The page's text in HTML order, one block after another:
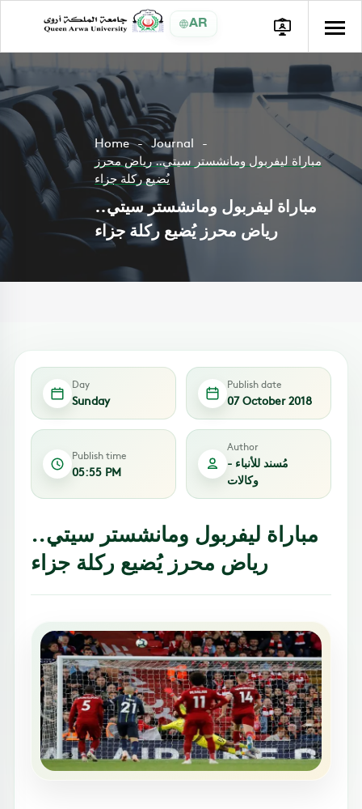
AR
Home
Journal
مباراة ليفربول ومانشستر سيتي.. رياض محرز
يُضيع ركلة جزاء
مباراة ليفربول ومانشستر سيتي..
رياض محرز يُضيع ركلة جزاء
Day
Sunday
Publish date
07 October 2018
Publish time
05:55 PM
Author
مُسند للأنباء -
وكالات
مباراة ليفربول ومانشستر سيتي..
رياض محرز يُضيع ركلة جزاء